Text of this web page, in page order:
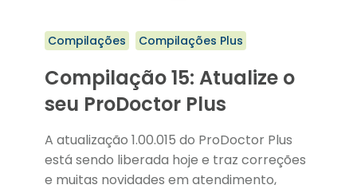
Compilações Compilações Plus
Compilação 15: Atualize o
seu ProDoctor Plus
A atualização 1.00.015 do ProDoctor Plus
está sendo liberada hoje e traz correções
e muitas novidades em atendimento,